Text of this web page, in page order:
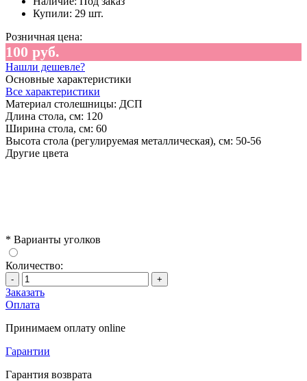
Купили: 29 шт.
Розничная цена:
100 руб.
Нашли дешевле?
Основные характеристики
Все характеристики
Материал столешницы: ДСП
Длина стола, см: 120
Ширина стола, см: 60
Высота стола (регулируемая металлическая), см: 50-56
Другие цвета
* Варианты уголков
Количество:
- +
Заказать
Оплата
Принимаем оплату online
Гарантии
Гарантия возврата